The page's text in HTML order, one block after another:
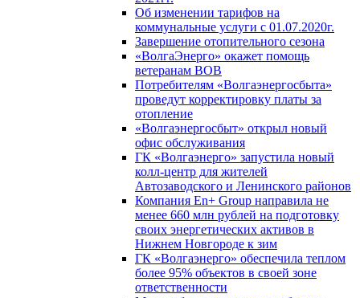
Об изменении тарифов на
коммунальные услуги с 01.07.2020г.
Завершение отопительного сезона
«ВолгаЭнерго» окажет помощь
ветеранам ВОВ
Потребителям «Волгаэнергосбыта»
проведут корректировку платы за
отопление
«Волгаэнергосбыт» открыл новый
офис обслуживания
ГК «Волгаэнерго» запустила новый
колл-центр для жителей
Автозаводского и Ленинского районов
Компания En+ Group направила не
менее 660 млн рублей на подготовку
своих энергетических активов в
Нижнем Новгороде к зим
ГК «Волгаэнерго» обеспечила теплом
более 95% объектов в своей зоне
ответственности